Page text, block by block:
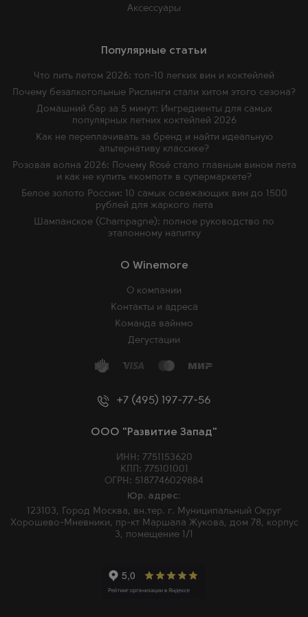
+7 (495) 197-77-56
ООО "Развитие Запад"
ИНН: 7751153620
КПП: 775101001
ОГРН: 5187746029884
Юр. адрес:
123103, Город Москва, вн.тер. г. Муниципальный Округ
Хорошево-Мневники, пр-кт Маршала Жукова, дом 78, корпус
3, помещение 1/1
O Winemore
О компании
Контакты и адреса
Команда вайнмо
Дегустации
Аксессуары
Популярные статьи
Что пить летом 2026: топ-10 легких вин и коктейлей
Почему безалкогольные Рислинги стали хитом этого сезона?
Домашний бар за 5 минут: Ингредиенты для самых
популярных летних коктейлей 2026
Как не переплачивать за бренд и найти идеальную
альтернативу классике?
Розовая волна 2026: Почему Rosé стало главным вином лета
и как не купить «компот» в супермаркете?
Белое золото России: 10 самых освежающих вин до 1500
рублей для жаркого лета
Шампанское (Champagne): полное руководство по
эталонному напитку